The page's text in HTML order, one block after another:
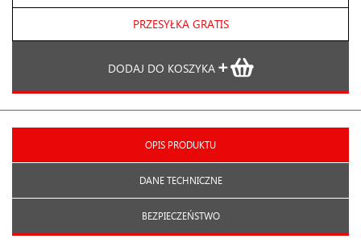
PRZESYŁKA GRATIS
DODAJ DO KOSZYKA
OPIS PRODUKTU
DANE TECHNICZNE
BEZPIECZEŃSTWO